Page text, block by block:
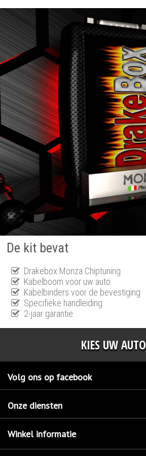
De kit bevat
Drakebox Monza Chiptuning
Kabelboom voor uw auto
Kabelbinders voor de bevestiging
Specifieke handleiding
2-jaar garantie
KIES UW AUTO
Volg ons op facebook
Onze diensten
Winkel informatie